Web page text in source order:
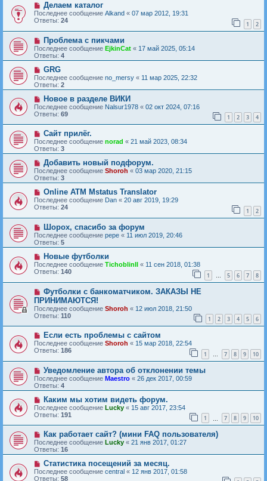
Делаем каталог
Последнее сообщение Alkand « 07 мар 2012, 19:31
Ответы: 24 1 2
Проблема с пикчами
Последнее сообщение EjkinCat « 17 май 2025, 05:14
Ответы: 4
GRG
Последнее сообщение no_mersy « 11 мар 2025, 22:32
Ответы: 2
Новое в разделе ВИКИ
Последнее сообщение Nalsur1978 « 02 окт 2024, 07:16
Ответы: 69 1 2 3 4
Сайт прилёг.
Последнее сообщение norad « 21 май 2023, 08:34
Ответы: 3
Добавить новый подфорум.
Последнее сообщение Shoroh « 03 мар 2020, 21:15
Ответы: 3
Online ATM Mstatus Translator
Последнее сообщение Dan « 20 авг 2019, 19:29
Ответы: 24 1 2
Шорох, спасибо за форум
Последнее сообщение pepe « 11 июл 2019, 20:46
Ответы: 5
Новые футболки
Последнее сообщение TichoblinII « 11 сен 2018, 01:38
Ответы: 140 1 … 5 6 7 8
Футболки с банкоматчиком. ЗАКАЗЫ НЕ
ПРИНИМАЮТСЯ!
Последнее сообщение Shoroh « 12 июл 2018, 21:50
Ответы: 110 1 2 3 4 5 6
Если есть проблемы с сайтом
Последнее сообщение Shoroh « 15 мар 2018, 22:54
Ответы: 186 1 … 7 8 9 10
Уведомление автора об отклонении темы
Последнее сообщение Maestro « 26 дек 2017, 00:59
Ответы: 4
Каким мы хотим видеть форум.
Последнее сообщение Lucky « 15 авг 2017, 23:54
Ответы: 191 1 7 8 9 10
Как работает сайт? (мини FAQ пользователя)
Последнее сообщение Lucky « 21 янв 2017, 01:27
Ответы: 16
Статистика посещений за месяц.
Последнее сообщение central « 12 янв 2017, 01:58
Ответы: 58